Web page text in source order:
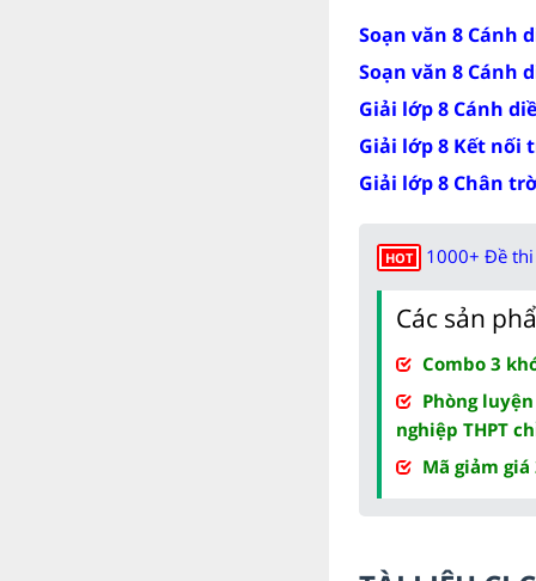
Soạn văn 8 Cánh
Soạn văn 8 Cánh
Giải lớp 8 Cánh
Giải lớp 8 Kết nối
Giải lớp 8 Chân
HOT 1000+ Đề
Các sản
Combo 3
Phòng
nghiệp THPT
Mã giảm